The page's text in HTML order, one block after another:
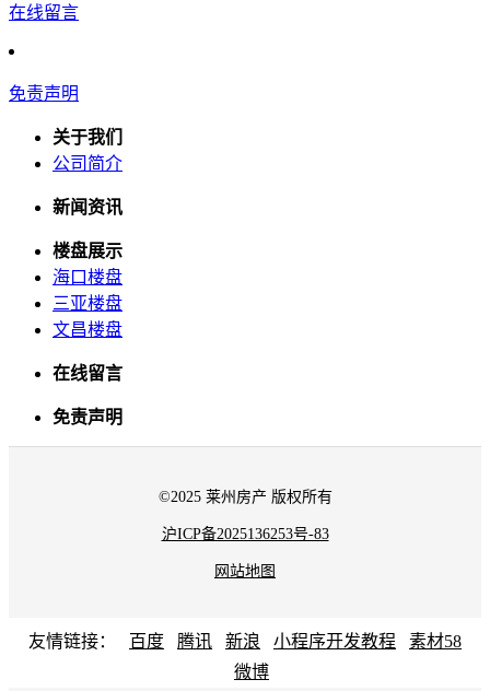
在线留言
免责声明
关于我们
公司简介
新闻资讯
楼盘展示
海口楼盘
三亚楼盘
文昌楼盘
在线留言
免责声明
©2025 莱州房产 版权所有
沪ICP备2025136253号-83
网站地图
友情链接： 百度 腾讯 新浪 小程序开发教程
素材58
微博